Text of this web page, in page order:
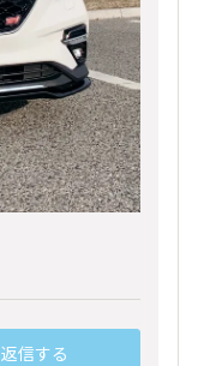
返信する